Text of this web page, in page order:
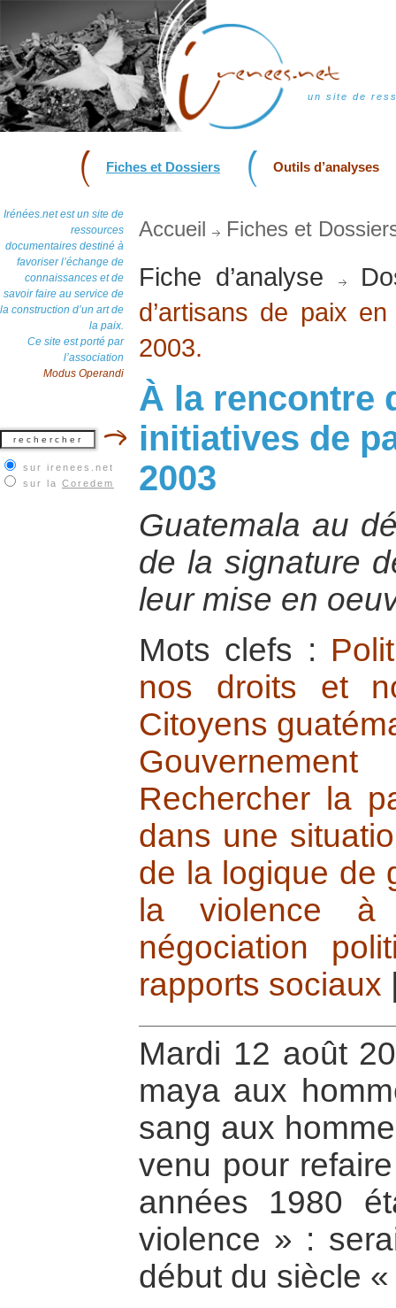
un site de
Fiches et Dossiers Outils d’analyses
Irénées.net est un site de
ressources
documentaires destiné à
favoriser l’échange de
connaissances et de
savoir faire au service de
la construction d’un art de
la paix.
Ce site est porté par
l’association
Modus Operandi
sur irenees.net
sur la Coredem
Accueil Fiches et
Fiche d’analyse
d’artisans de paix
2003.
À la rencontre
initiatives de
2003
Guatemala au
de la signature
leur mise en
Mots clefs :
nos droits et
Citoyens
Rechercher la
dans une
de la logique de
la violence
négociation
rapports sociaux
Mardi 12 août
maya aux
sang aux
venu pour
années 1980
violence » :
début du siècle